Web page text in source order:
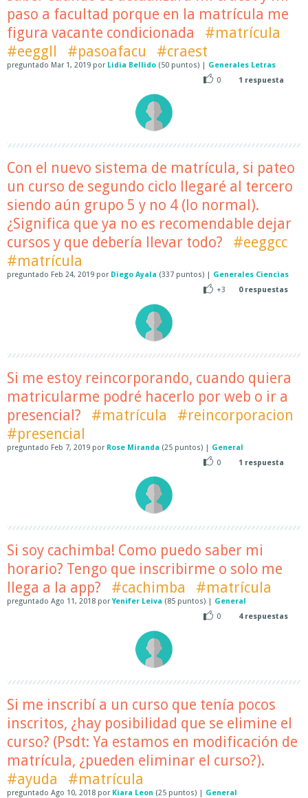
paso a facultad porque en la matrícula me
figura vacante condicionada
#matrícula
#eeggll
#pasoafacu #craest
preguntado Mar 1, 2019 por Lidia Bellido (50 puntos) | Generales Letras
0
1 respuesta
Con el nuevo sistema de matrícula, si pateo
un curso de segundo ciclo llegaré al tercero
siendo aún grupo 5 y no 4 (lo normal).
¿Significa que ya no es recomendable dejar
cursos y que debería llevar todo?
#eeggcc
#matrícula
preguntado Feb 24, 2019 por Diego Ayala (337 puntos) | Generales Ciencias
+3
0respuestas
Si me estoy reincorporando, cuando quiera
matricularme podré hacerlo por web o ir a
presencial?
#matrícula
#reincorporacion
#presencial
preguntado Feb 7, 2019 por Rose Miranda (25 puntos) | General
0
1 respuesta
Si soy cachimba! Como puedo saber mi
horario? Tengo que inscribirme o solo me
llega a la app?
#cachimba #matrícula
preguntado Ago 11, 2018 porYenifer Leiva (85 puntos) | General
0
4respuestas
Si me inscribí a un curso que tenía pocos
inscritos, ¿hay posibilidad que se elimine el
curso? (Psdt: Ya estamos en modificación de
matrícula, ¿pueden eliminar el curso?).
#ayuda
#matrícula
preguntado Ago 10, 2018 por Kiara Leon (25 puntos) | General